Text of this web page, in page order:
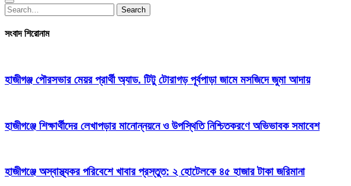
Search
for:
Search
সংবাদ শিরোনাম
হাজীগঞ্জ পৌরসভার মেয়র প্রার্থী অ্যাড. টিটু টোরাগড় পূর্বপাড়া জামে মসজিদে জুমা আদায়
হাজীগঞ্জে শিক্ষার্থীদের লেখাপড়ার মানোন্নয়নে ও উপস্থিতি নিশ্চিতকরণে অভিভাবক সমাবেশ
হাজীগঞ্জে অস্বাস্থ্যকর পরিবেশে খাবার প্রস্তুত: ২ হোটেলকে ৪৫ হাজার টাকা জরিমানা